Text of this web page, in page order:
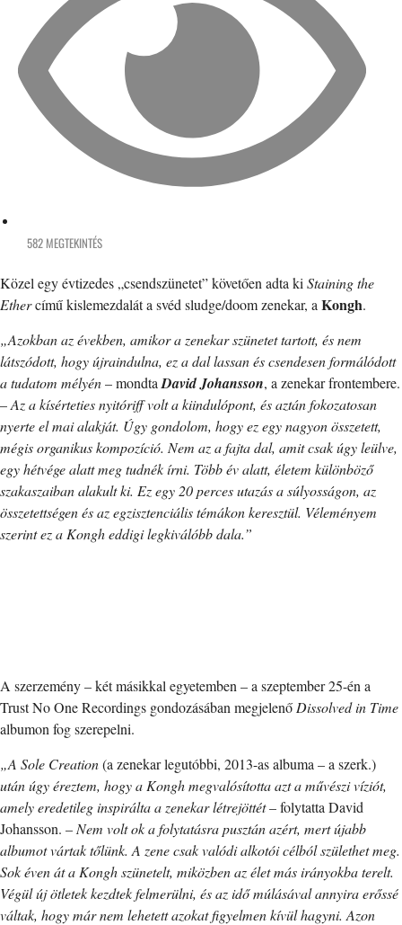
582 MEGTEKINTÉS
Közel egy évtizedes „csendszünetet” követően adta ki Staining the
Ethercímű kislemezdalát a svéd sludge/doom zenekar, a Kongh.
„Azokban az években, amikor a zenekar szünetet tartott, és nem
látszódott, hogy újraindulna, ez a dal lassan és csendesen formálódott
a tudatom mélyén– mondta David Johansson, a zenekar frontembere.
–Az a kísérteties nyitóriff volt a kiindulópont, és aztán fokozatosan
nyerte el mai alakját. Úgy gondolom, hogy ez egy nagyon összetett,
mégis organikus kompozíció. Nem az a fajta dal, amit csak úgy leülve,
egy hétvége alatt meg tudnék írni. Több év alatt, életem különböző
szakaszaiban alakult ki. Ez egy 20 perces utazás a súlyosságon, az
összetettségen és az egzisztenciális témákon keresztül. Véleményem
szerint ez a Kongh eddigi legkiválóbb dala.”
A szerzemény – két másikkal egyetemben – a szeptember 25-én a
Trust No One Recordings gondozásában megjelenő Dissolved in Time
albumon fog szerepelni.
„A Sole Creation(a zenekar legutóbbi, 2013-as albuma – a szerk.)
után úgy éreztem, hogy a Kongh megvalósította azt a művészi víziót,
amely eredetileg inspirálta a zenekar létrejöttét– folytatta David
Johansson. – Nem volt ok a folytatásra pusztán azért, mert újabb
albumot vártak tőlünk. A zene csak valódi alkotói célból születhet meg.
Sok éven át a Kongh szünetelt, miközben az élet más irányokba terelt.
Végül új ötletek kezdtek felmerülni, és az idő múlásával annyira erőssé
váltak, hogy már nem lehetett azokat figyelmen kívül hagyni. Azon